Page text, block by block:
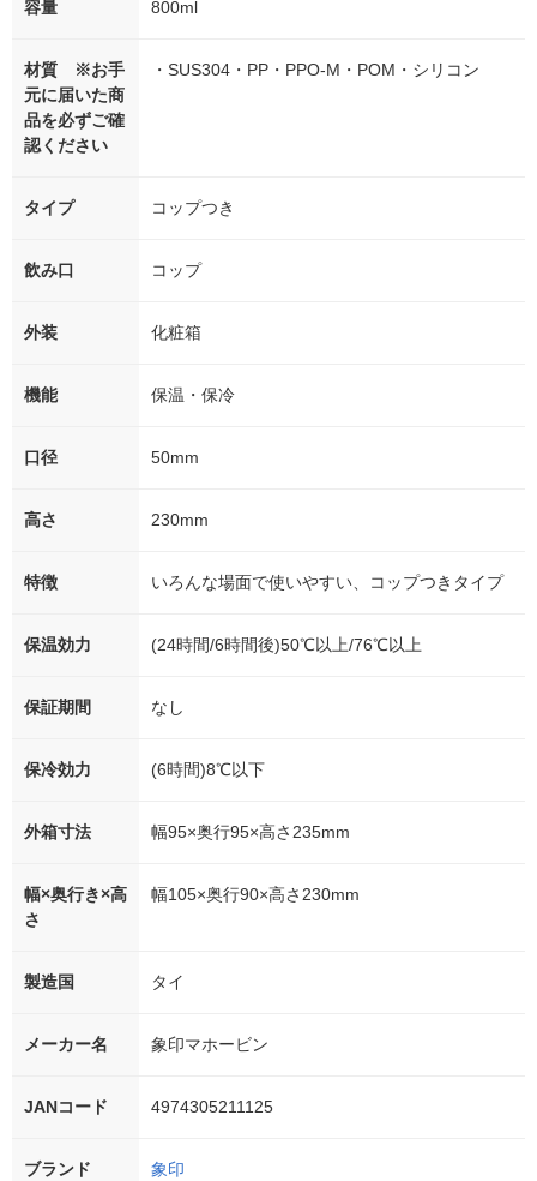
容量 800ml
材質 ※お手
元に届いた商
品を必ずご確
認ください
・SUS304・PP・PPO-M・POM・シリコン
タイプ コップつき
飲み口 コップ
外装 化粧箱
機能 保温・保冷
口径 50mm
高さ 230mm
特徴 いろんな場面で使いやすい、コップつきタイプ
保温効力 (24時間/6時間後)50℃以上/76℃以上
保証期間 なし
保冷効力 (6時間)8℃以下
外箱寸法 幅95×奥行95×高さ235mm
幅×奥行き×高
さ
幅105×奥行90×高さ230mm
製造国 タイ
メーカー名 象印マホービン
JANコード 4974305211125
ブランド 象印